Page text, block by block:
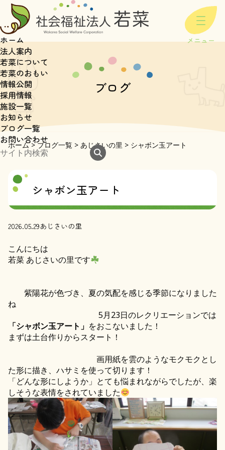
ホーム
法人案内
若菜について
若菜のおもい
情報公開
採用情報
施設一覧
お知らせ
ブログ一覧
お問い合わせ
ブログ
ホーム>ブログ一覧 > あじさいの里 > シャボン玉アート
シャボン玉アート
2026.05.29あじさいの里
こんにちは
若菜 あじさいの里です
紫陽花が色づき、夏の気配を感じる季節になりました
ね
5月23日のレクリエーションでは
「シャボン玉アート」 をおこないました！
まずは土台作りからスタート！
画用紙を雲のようなモクモクとし
た形に描き、ハサミを使って切ります！
「どんな形にしようか」とても悩まれながらでしたが、楽
しそうな表情をされていました